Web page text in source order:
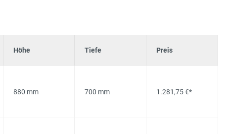
Höhe Tiefe Preis
880 mm 700 mm 1.281,75 €*